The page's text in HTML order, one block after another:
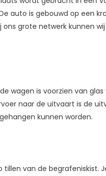
auto is gebouwd op een
ons grote netwerk kunnen
wagen is voorzien van glas
naar de uitvaart is de
kunnen worden.
van de begrafeniskist.